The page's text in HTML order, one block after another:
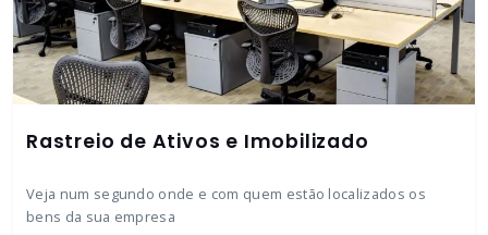
Rastreio de Ativos e Imobilizado
Veja num segundo onde e com quem estão localizados os
bens da sua empresa